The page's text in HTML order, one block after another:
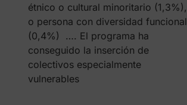
étnico o cultural minoritario (1,3%),
o persona con diversidad funcional
(0,4%) …. El programa ha
conseguido la inserción de
colectivos especialmente
vulnerables